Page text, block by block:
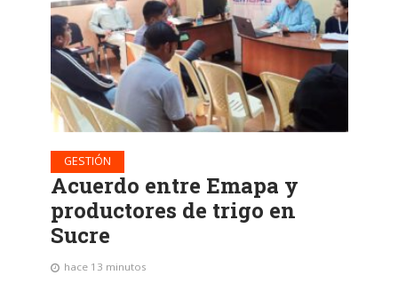
GESTIÓN
Acuerdo entre Emapa y
productores de trigo en
Sucre
hace 13 minutos